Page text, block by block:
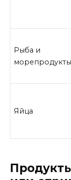
Рыба и
морепродукты
Яйца